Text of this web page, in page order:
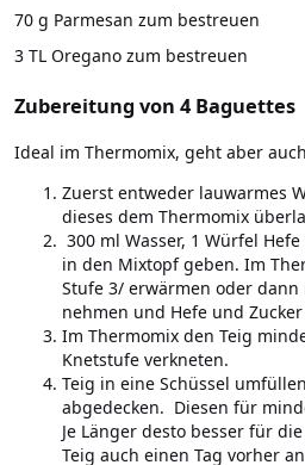
70 g Parmesan zum bestreuen
3 TL Oregano zum bestreuen
Zubereitung von 4 Baguettes
Ideal im Thermomix, geht aber
Zuerst entweder lauwarmes
dieses dem Thermomix
300 ml Wasser, 1 Würfel
in den Mixtopf geben. Im
Stufe 3/ erwärmen oder
nehmen und Hefe und
Im Thermomix den Teig
Knetstufe verkneten.
Teig in eine Schüssel
abgedecken. Diesen für
Je Länger desto besser für
Teig auch einen Tag vorher